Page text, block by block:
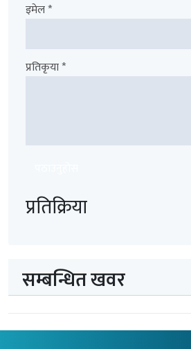
इमेल *
प्रतिकृया *
प्रतिक्रिया
सम्बन्धित खवर